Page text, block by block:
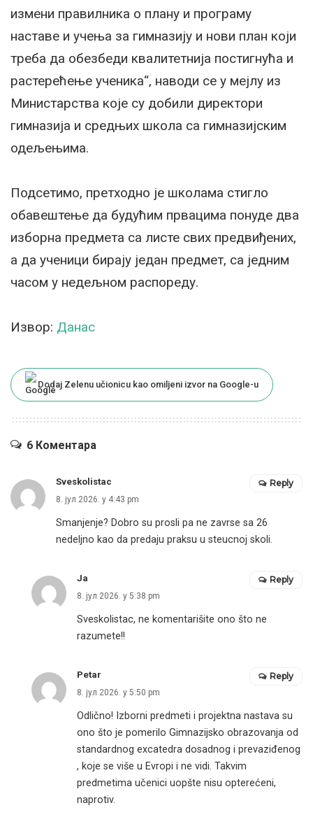
измени правилника о плану и програму
наставе и учења за гимназију и нови план који
треба да обезбеди квалитетнија постигнућа и
растерећење ученика“, наводи се у мејлу из
Министарства које су добили директори
гимназија и средњих школа са гимназијским
одељењима.
Подсетимо, претходно је школама стигло
обавештење да будућим првацима понуде два
изборна предмета са листе свих предвиђених,
а да ученици бирају један предмет, са једним
часом у недељном распореду.
Извор: Данас
Dodaj Zelenu učionicu kao omiljeni izvor na Google-u
6 Коментара
Sveskolistac
8. јул 2026. у 4:43 pm
Smanjenje? Dobro su prosli pa ne zavrse sa 26
nedeljno kao da predaju praksu u steucnoj skoli.
Reply
Ja
8. јул 2026. у 5:38 pm
Sveskolistac, ne komentarišite ono što ne
razumete!!
Reply
Petar
8. јул 2026. у 5:50 pm
Odlično! Izborni predmeti i projektna nastava su
ono što je pomerilo Gimnazijsko obrazovanja od
standardnog excatedra dosadnog i prevaziđenog
, koje se više u Evropi i ne vidi. Takvim
predmetima učenici uopšte nisu opterećeni,
naprotiv.
Reply